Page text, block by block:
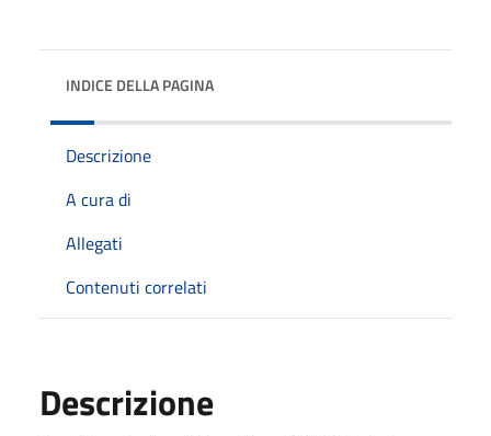
INDICE DELLA PAGINA
Descrizione
A cura di
Allegati
Contenuti correlati
Descrizione